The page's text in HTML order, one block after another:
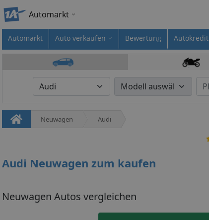
Automarkt
Automarkt Auto verkaufen Bewertung Autokredit
Neuwagen Audi
Audi Neuwagen zum kaufen
Neuwagen Autos vergleichen